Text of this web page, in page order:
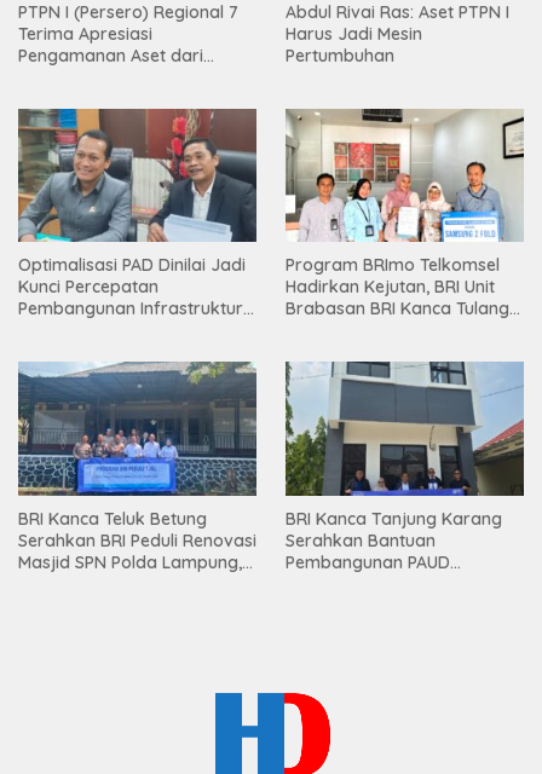
PTPN I (Persero) Regional 7
Terima Apresiasi
Pengamanan Aset dari
Abdul Rivai Ras: Aset PTPN I
Harus Jadi Mesin
Pertumbuhan
Optimalisasi PAD Dinilai Jadi
Kunci Percepatan
Pembangunan Infrastruktur
Program BRImo Telkomsel
Hadirkan Kejutan, BRI Unit
Brabasan BRI Kanca Tulang
Mesuji
BRI Kanca Teluk Betung
Serahkan BRI Peduli Renovasi
Masjid SPN Polda Lampung,
BRI Kanca Tanjung Karang
Serahkan Bantuan
Pembangunan PAUD